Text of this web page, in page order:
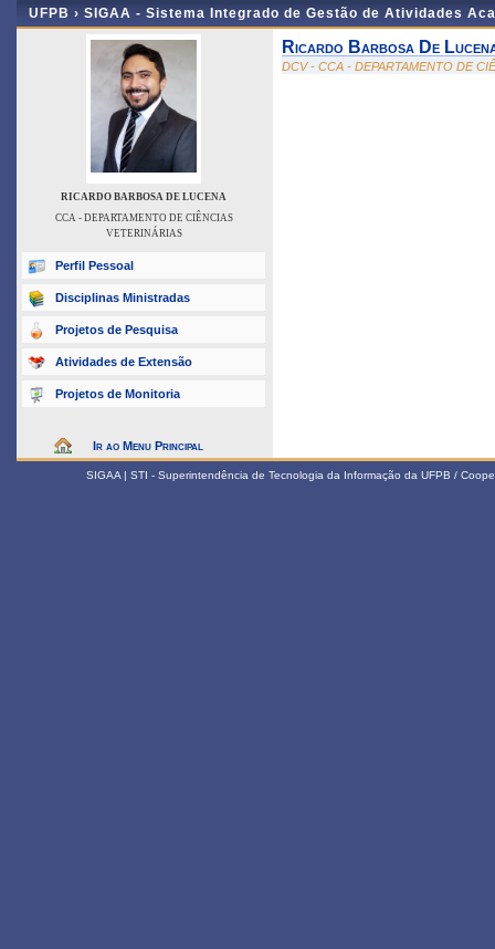
UFPB › SIGAA - Sistema Integrado de Gestão de Atividades
RICARDO BARBOSA DE LUCENA
CCA - DEPARTAMENTO DE CIÊNCIAS
VETERINÁRIAS
Perfil Pessoal
Disciplinas Ministradas
Projetos de Pesquisa
Atividades de Extensão
Projetos de Monitoria
Ir ao Menu Principal
Ricardo Barbosa De
DCV - CCA - DEPARTAMENTO DE
SIGAA | STI - Superintendência de Tecnologia da Informação da UFPB /